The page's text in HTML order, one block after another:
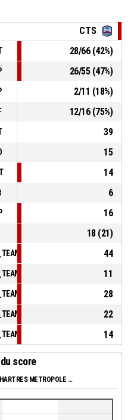
CTS
28/66(42%)
26/55(47%)
2/11 (18%)
12/16(75%)
39
15
14
6
16
18(21)
44
11
28
22
14
score
C'CHARTRES METROPOLE BASKET FEMININ